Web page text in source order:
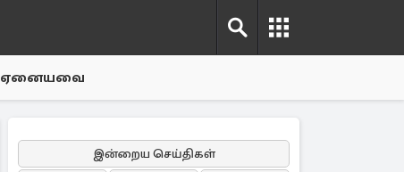
ஏனையவை
இன்றைய செய்திகள்